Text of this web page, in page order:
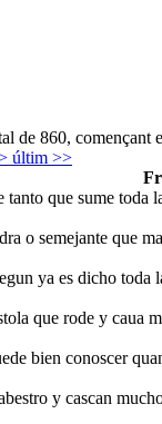
de 860, començant
últim >>
que sume toda
o semejante que
ya es dicho toda
que rode y caua
bien conoscer
y cascan